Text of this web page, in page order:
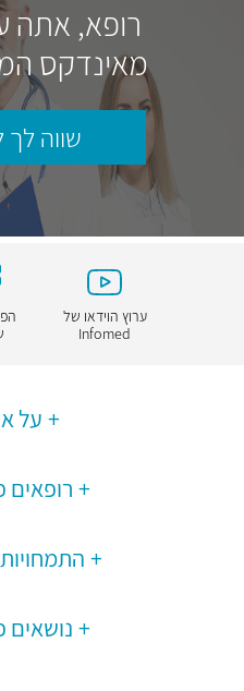
רופא, אתה
מאינדקס
שווה
ערוץ הוידאו של
Infomed
על
רופאים
נושאים